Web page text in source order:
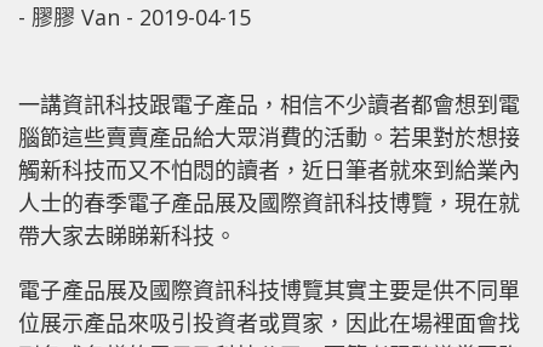
- 膠膠 Van - 2019-04-15
一講資訊科技跟電子產品，相信不少讀者都會想到電
腦節這些賣賣產品給大眾消費的活動。若果對於想接
觸新科技而又不怕悶的讀者，近日筆者就來到給業內
人士的春季電子產品展及國際資訊科技博覽，現在就
帶大家去睇睇新科技。
電子產品展及國際資訊科技博覽其實主要是供不同單
位展示產品來吸引投資者或買家，因此在場裡面會找